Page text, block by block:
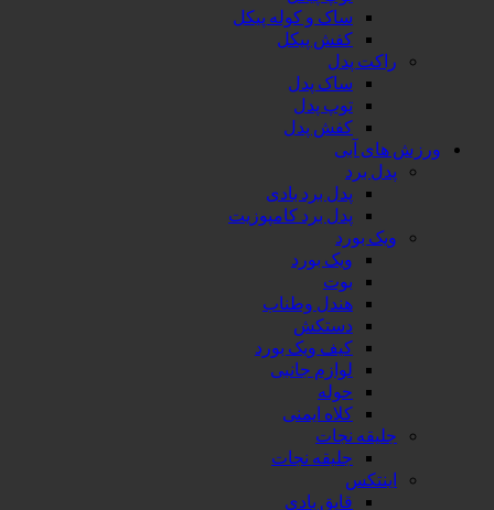
ساک و کوله پیکل
کفش پیکل
راکت پدل
ساک پدل
توپ پدل
کفش پدل
ورزش های آبی
پدل برد
پدل برد بادی
پدل برد کامپوزیت
ویک بورد
ویک بورد
بوت
هندل وطناب
دستکش
کیف ویک بورد
لوازم جانبی
حوله
کلاه ایمنی
جلیقه نجات
جلیقه نجات
اینتکس
قایق بادی